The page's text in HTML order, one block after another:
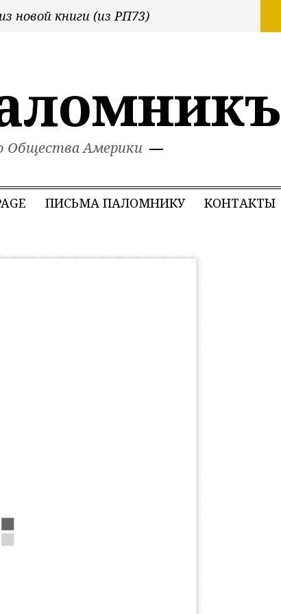
новой книги (из РП73)
Общества Америки
ПИСЬМА ПАЛОМНИКУ КОНТАКТЫ